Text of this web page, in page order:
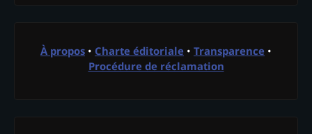
À propos • Charte éditoriale • Transparence •
Procédure de réclamation